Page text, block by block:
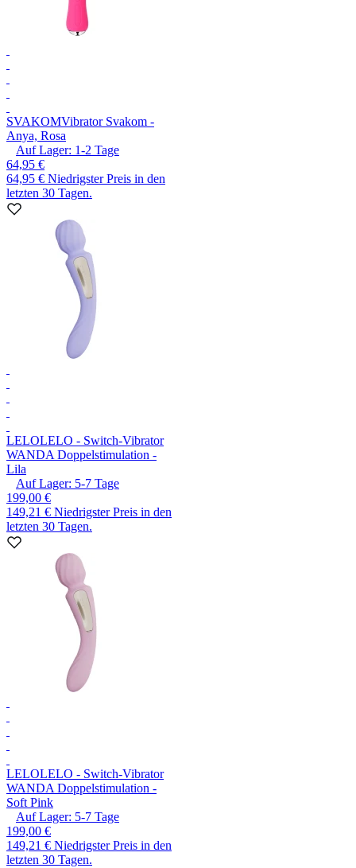
SVAKOMVibrator Svakom -
Anya, Rosa
Auf Lager: 1-2 Tage
64,95 €
64,95 € Niedrigster Preis in den
letzten 30 Tagen.
LELOLELO - Switch-Vibrator
WANDA Doppelstimulation -
Lila
Auf Lager: 5-7 Tage
199,00 €
149,21 € Niedrigster Preis in den
letzten 30 Tagen.
LELOLELO - Switch-Vibrator
WANDA Doppelstimulation -
Soft Pink
Auf Lager: 5-7 Tage
199,00 €
149,21 € Niedrigster Preis in den
letzten 30 Tagen.